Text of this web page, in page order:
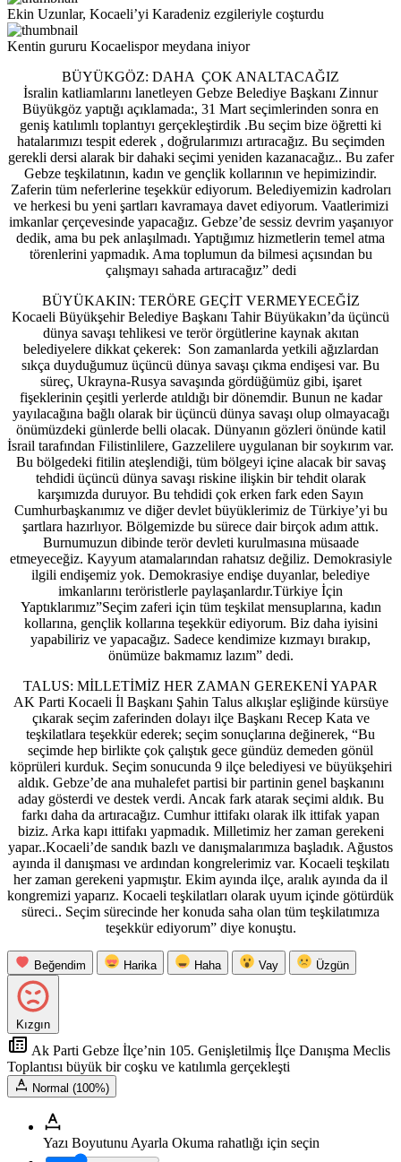
Ekin Uzunlar, Kocaeli’yi Karadeniz ezgileriyle coşturdu
Kentin gururu Kocaelispor meydana iniyor
BÜYÜKGÖZ: DAHA ÇOK ANALTACAĞIZ
İsralin katliamlarını lanetleyen Gebze Belediye Başkanı Zinnur
Büyükgöz yaptığı açıklamada:, 31 Mart seçimlerinden sonra en
geniş katılımlı toplantıyı gerçekleştirdik .Bu seçim bize öğretti ki
hatalarımızı tespit ederek , doğrularımızı artıracağız. Bu seçimden
gerekli dersi alarak bir dahaki seçimi yeniden kazanacağız.. Bu zafer
Gebze teşkilatının, kadın ve gençlik kollarının ve hepimizindir.
Zaferin tüm neferlerine teşekkür ediyorum. Belediyemizin kadroları
ve herkesi bu yeni şartları kavramaya davet ediyorum. Vaatlerimizi
imkanlar çerçevesinde yapacağız. Gebze’de sessiz devrim yaşanıyor
dedik, ama bu pek anlaşılmadı. Yaptığımız hizmetlerin temel atma
törenlerini yapmadık. Ama toplumun da bilmesi açısından bu
çalışmayı sahada artıracağız” dedi
BÜYÜKAKIN: TERÖRE GEÇİT VERMEYECEĞİZ
Kocaeli Büyükşehir Belediye Başkanı Tahir Büyükakın’da üçüncü
dünya savaşı tehlikesi ve terör örgütlerine kaynak akıtan
belediyelere dikkat çekerek: Son zamanlarda yetkili ağızlardan
sıkça duyduğumuz üçüncü dünya savaşı çıkma endişesi var. Bu
süreç, Ukrayna-Rusya savaşında gördüğümüz gibi, işaret
fişeklerinin çeşitli yerlerde atıldığı bir dönemdir. Bunun ne kadar
yayılacağına bağlı olarak bir üçüncü dünya savaşı olup olmayacağı
önümüzdeki günlerde belli olacak. Dünyanın gözleri önünde katil
İsrail tarafından Filistinlilere, Gazzelilere uygulanan bir soykırım var.
Bu bölgedeki fitilin ateşlendiği, tüm bölgeyi içine alacak bir savaş
tehdidi üçüncü dünya savaşı riskine ilişkin bir tehdit olarak
karşımızda duruyor. Bu tehdidi çok erken fark eden Sayın
Cumhurbaşkanımız ve diğer devlet büyüklerimiz de Türkiye’yi bu
şartlara hazırlıyor. Bölgemizde bu sürece dair birçok adım attık.
Burnumuzun dibinde terör devleti kurulmasına müsaade
etmeyeceğiz. Kayyum atamalarından rahatsız değiliz. Demokrasiyle
ilgili endişemiz yok. Demokrasiye endişe duyanlar, belediye
imkanlarını teröristlerle paylaşanlardır.Türkiye İçin
Yaptıklarımız”Seçim zaferi için tüm teşkilat mensuplarına, kadın
kollarına, gençlik kollarına teşekkür ediyorum. Biz daha iyisini
yapabiliriz ve yapacağız. Sadece kendimize kızmayı bırakıp,
önümüze bakmamız lazım” dedi.
TALUS: MİLLETİMİZ HER ZAMAN GEREKENİ YAPAR
AK Parti Kocaeli İl Başkanı Şahin Talus alkışlar eşliğinde kürsüye
çıkarak seçim zaferinden dolayı ilçe Başkanı Recep Kata ve
teşkilatlara teşekkür ederek; seçim sonuçlarına değinerek, “Bu
seçimde hep birlikte çok çalıştık gece gündüz demeden gönül
köprüleri kurduk. Seçim sonucunda 9 ilçe belediyesi ve büyükşehiri
aldık. Gebze’de ana muhalefet partisi bir partinin genel başkanını
aday gösterdi ve destek verdi. Ancak fark atarak seçimi aldık. Bu
farkı daha da artıracağız. Cumhur ittifakı olarak ilk ittifak yapan
biziz. Arka kapı ittifakı yapmadık. Milletimiz her zaman gerekeni
yapar..Kocaeli’de sandık bazlı ve danışmalarımıza başladık. Ağustos
ayında il danışması ve ardından kongrelerimiz var. Kocaeli teşkilatı
her zaman gerekeni yapmıştır. Ekim ayında ilçe, aralık ayında da il
kongremizi yaparız. Kocaeli teşkilatları olarak uyum içinde götürdük
süreci.. Seçim sürecinde her konuda saha olan tüm teşkilatımıza
teşekkür ediyorum” diye konuştu.
Beğendim Harika Haha Vay Üzgün
Kızgın
Ak Parti Gebze İlçe’nin 105. Genişletilmiş İlçe Danışma Meclis
Toplantısı büyük bir coşku ve katılımla gerçekleşti
Normal (100%)
Yazı Boyutunu Ayarla Okuma rahatlığı için seçin